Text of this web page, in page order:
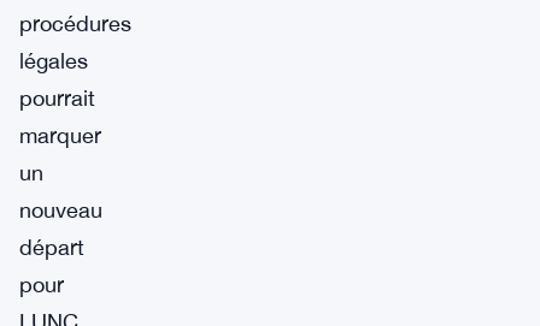
procédures
légales
pourrait
marquer
un
nouveau
départ
pour